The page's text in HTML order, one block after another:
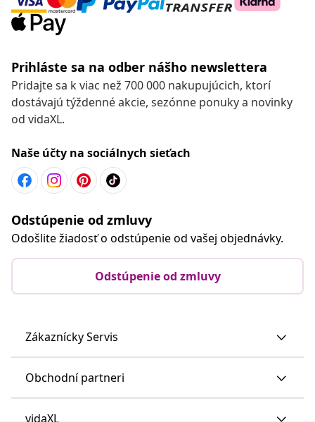
Prihláste sa na odber nášho newslettera
Pridajte sa k viac než 700 000 nakupujúcich, ktorí
dostávajú týždenné akcie, sezónne ponuky a novinky
od vidaXL.
Naše účty na sociálnych sieťach
Odstúpenie od zmluvy
Odošlite žiadosť o odstúpenie od vašej objednávky.
Odstúpenie od zmluvy
Zákaznícky Servis
Obchodní partneri
vidaXL